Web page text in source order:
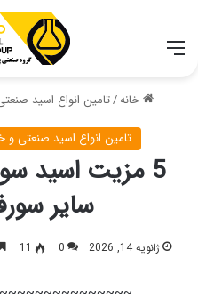
خانه/تامین انواع اسید
تامین انواع اسید صنعتی و
5 مزیت اسید
سایر
ژانویه 14, 2026 0
11
با توجه به شرایط اخیر در
همچنان با تمام